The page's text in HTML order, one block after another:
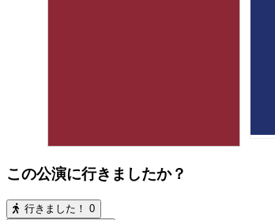
この公演に行きましたか？
行きました！ 0